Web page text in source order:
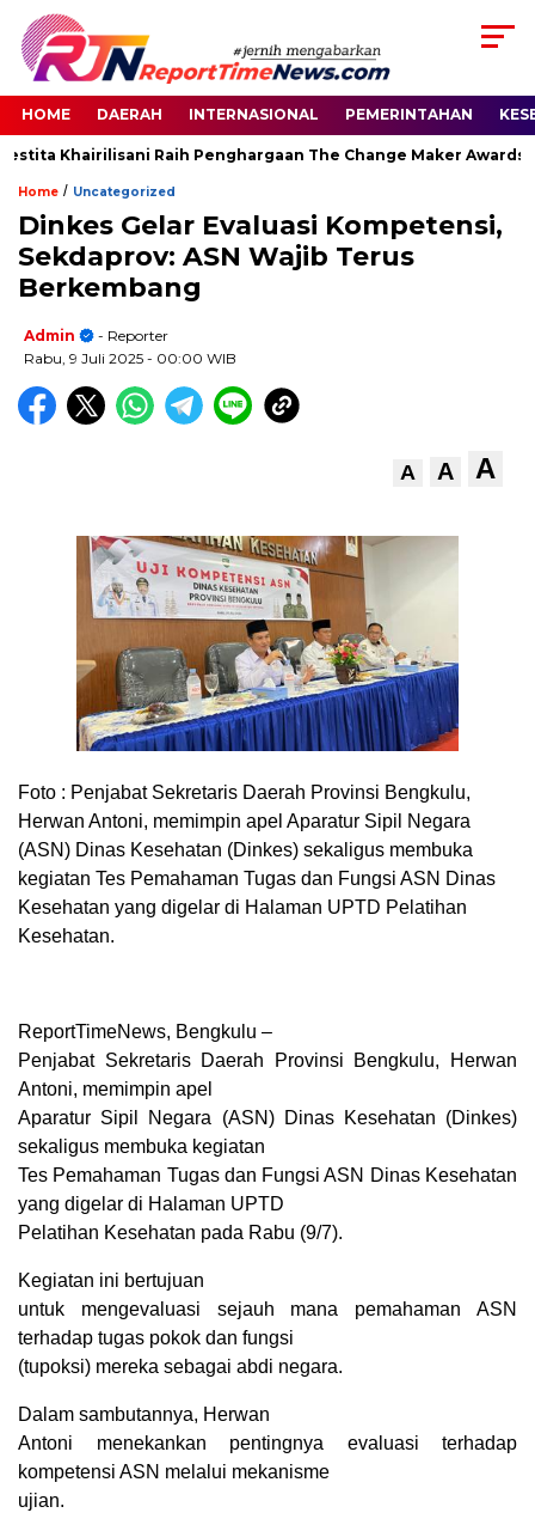
HOME DAERAH INTERNASIONAL PEMERINTAHAN
Khairilisani Raih Penghargaan The Change Maker Awards
Home / Uncategorized
Dinkes Gelar Evaluasi Kompetensi,
Sekdaprov: ASN Wajib Terus
Berkembang
Admin
- Reporter
Rabu, 9 Juli 2025 - 00:00 WIB
A A A
Foto : Penjabat Sekretaris Daerah Provinsi Bengkulu,
Herwan Antoni, memimpin apel Aparatur Sipil Negara
(ASN) Dinas Kesehatan (Dinkes) sekaligus membuka
kegiatan Tes Pemahaman Tugas dan Fungsi ASN Dinas
Kesehatan yang digelar di Halaman UPTD Pelatihan
Kesehatan.
ReportTimeNews, Bengkulu –
Penjabat Sekretaris Daerah Provinsi Bengkulu, Herwan
Antoni, memimpin apel
Aparatur Sipil Negara (ASN) Dinas Kesehatan (Dinkes)
sekaligus membuka kegiatan
Tes Pemahaman Tugas dan Fungsi ASN Dinas Kesehatan
yang digelar di Halaman UPTD
Pelatihan Kesehatan pada Rabu (9/7).
Kegiatan ini bertujuan
untuk mengevaluasi sejauh mana pemahaman ASN
terhadap tugas pokok dan fungsi
(tupoksi) mereka sebagai abdi negara.
Dalam sambutannya, Herwan
Antoni menekankan pentingnya evaluasi terhadap
kompetensi ASN melalui mekanisme
ujian.